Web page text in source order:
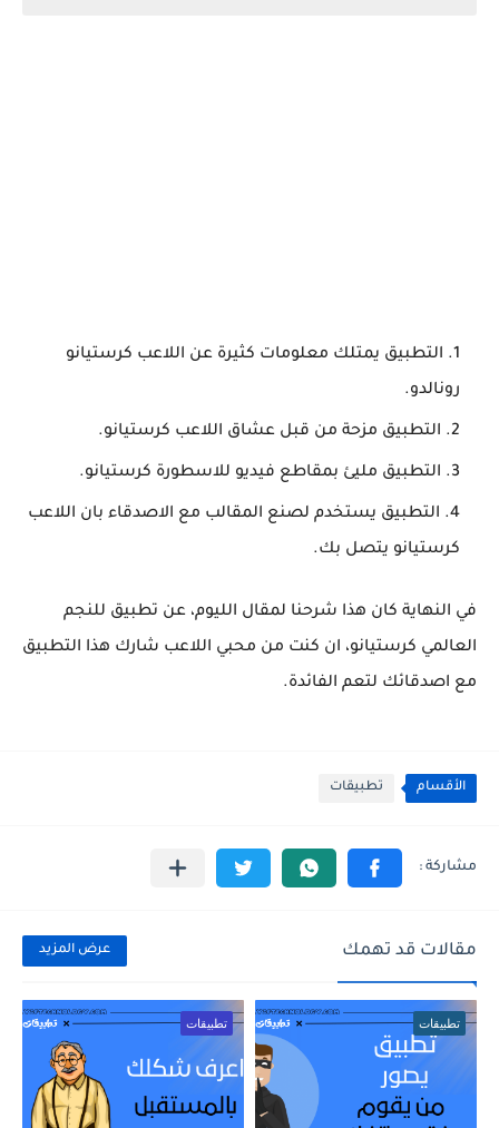
التطبيق يمتلك معلومات كثيرة عن اللاعب كرستيانو
رونالدو.
التطبيق مزحة من قبل عشاق اللاعب كرستيانو.
التطبيق مليئ بمقاطع فيديو للاسطورة كرستيانو.
التطبيق يستخدم لصنع المقالب مع الاصدقاء بان اللاعب
كرستيانو يتصل بك.
في النهاية كان هذا شرحنا لمقال الليوم، عن تطبيق للنجم
العالمي كرستيانو، ان كنت من محبي اللاعب شارك هذا التطبيق
مع اصدقائك لتعم الفائدة.
الأقسام تطبيقات
مقالات قد تهمك عرض المزيد
تطبيقات تطبيقات